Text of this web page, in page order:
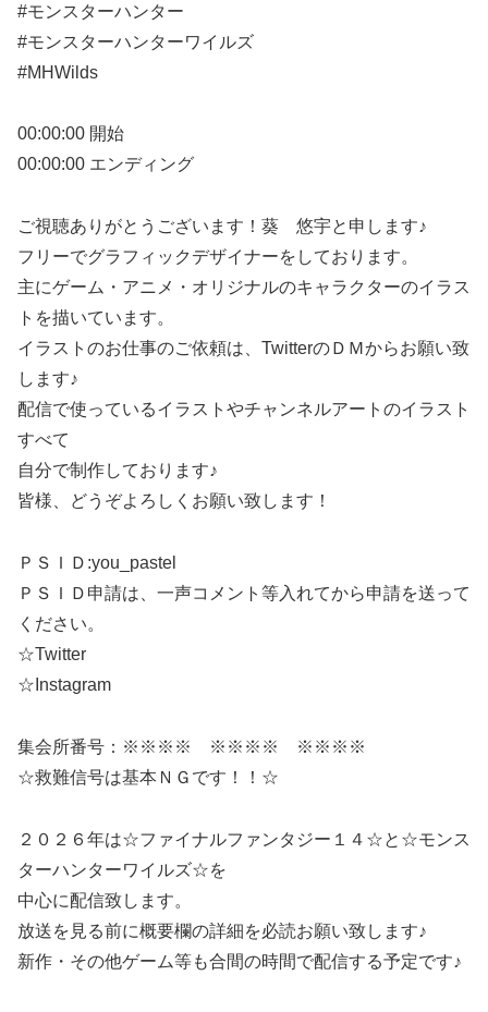
#モンスターハンター
#モンスターハンターワイルズ
#MHWilds
00:00:00 開始
00:00:00 エンディング
ご視聴ありがとうございます！葵 悠宇と申します♪
フリーでグラフィックデザイナーをしております。
主にゲーム・アニメ・オリジナルのキャラクターのイラス
トを描いています。
イラストのお仕事のご依頼は、TwitterのＤＭからお願い致
します♪
配信で使っているイラストやチャンネルアートのイラスト
すべて
自分で制作しております♪
皆様、どうぞよろしくお願い致します！
ＰＳＩＤ:you_pastel
ＰＳＩＤ申請は、一声コメント等入れてから申請を送って
ください。
☆Twitter
☆Instagram
集会所番号：※※※※ ※※※※ ※※※※
☆救難信号は基本ＮＧです！！☆
２０２６年は☆ファイナルファンタジー１４☆と☆モンス
ターハンターワイルズ☆を
中心に配信致します。
放送を見る前に概要欄の詳細を必読お願い致します♪
新作・その他ゲーム等も合間の時間で配信する予定です♪